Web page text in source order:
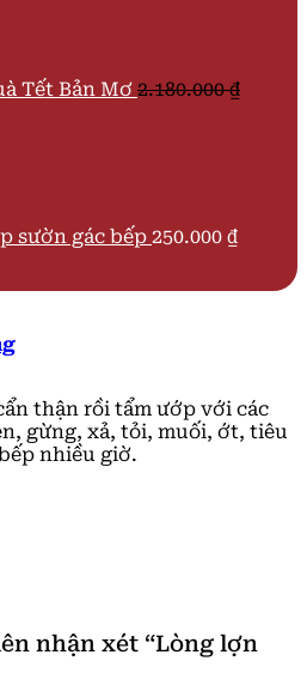
Tết Bản Mơ 2.180.000₫
sườn gác bếp 250.000 ₫
thận rồi tẩm ướp với các
gừng, xả, tỏi, muối, ớt, tiêu
nhiều giờ.
nhận xét “Lòng lợn